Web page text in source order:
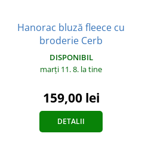
Hanorac bluză fleece cu
broderie Cerb
DISPONIBIL
marți 11. 8. la tine
159,00 lei
DETALII